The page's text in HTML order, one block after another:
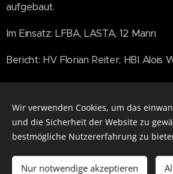
aufgebaut.
Im Einsatz: LFBA, LASTA, 12 Mann
Bericht: HV Florian Reiter, HBI Alois
Wir verwenden Cookies, um das
und die Sicherheit der Website zu
bestmögliche Nutzererfahrung zu
Nur notwendige akzeptieren